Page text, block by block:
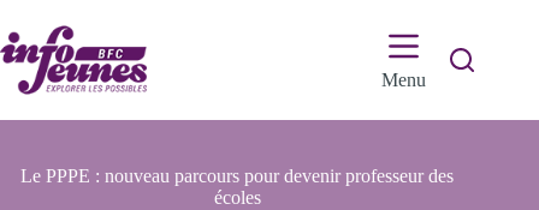
au
contenu
Menu
Le PPPE : nouveau parcours pour devenir professeur des
écoles